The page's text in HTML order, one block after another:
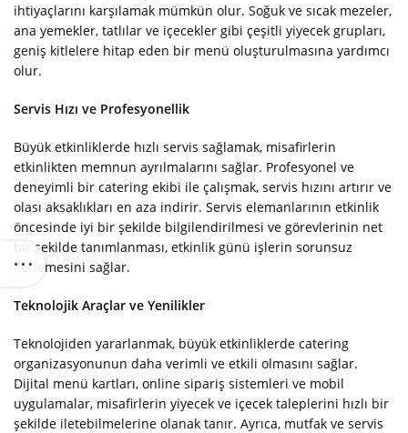
ihtiyaçlarını karşılamak mümkün olur. Soğuk ve sıcak mezeler,
ana yemekler, tatlılar ve içecekler gibi çeşitli yiyecek grupları,
geniş kitlelere hitap eden bir menü oluşturulmasına yardımcı
olur.
Servis Hızı ve Profesyonellik
Büyük etkinliklerde hızlı servis sağlamak, misafirlerin
etkinlikten memnun ayrılmalarını sağlar. Profesyonel ve
deneyimli bir catering ekibi ile çalışmak, servis hızını artırır ve
olası aksaklıkları en aza indirir. Servis elemanlarının etkinlik
öncesinde iyi bir şekilde bilgilendirilmesi ve görevlerinin net
bir şekilde tanımlanması, etkinlik günü işlerin sorunsuz
ilerlemesini sağlar.
Teknolojik Araçlar ve Yenilikler
Teknolojiden yararlanmak, büyük etkinliklerde catering
organizasyonunun daha verimli ve etkili olmasını sağlar.
Dijital menü kartları, online sipariş sistemleri ve mobil
uygulamalar, misafirlerin yiyecek ve içecek taleplerini hızlı bir
şekilde iletebilmelerine olanak tanır. Ayrıca, mutfak ve servis